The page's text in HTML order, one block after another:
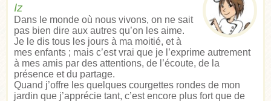
Iz
Dans le monde où nous vivons, on ne sait
pas bien dire aux autres qu’on les aime.
Je le dis tous les jours à ma moitié, et à
mes enfants ; mais c’est vrai que je l’exprime autrement
à mes amis par des attentions, de l’écoute, de la
présence et du partage.
Quand j’offre les quelques courgettes rondes de mon
jardin que j’apprécie tant, c’est encore plus fort que de